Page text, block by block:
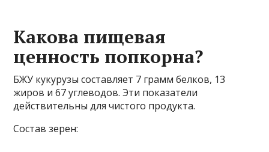
Какова пищевая
ценность попкорна?
БЖУ кукурузы составляет 7 грамм белков, 13
жиров и 67 углеводов. Эти показатели
действительны для чистого продукта.
Состав зерен: